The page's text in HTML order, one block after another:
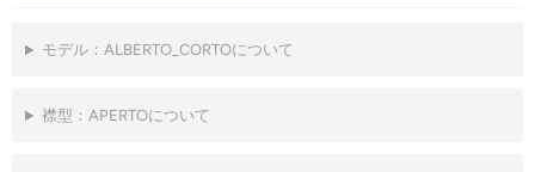
モデル：ALBERTO_CORTOについて
襟型：APERTOについて